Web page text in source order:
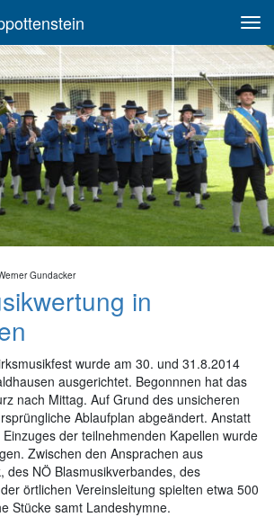
Gundacker
in
wurde am 30. und 31.8.2014
ausgerichtet. Begonnnen hat das
nach Mittag. Auf Grund des unsicheren
Ablaufplan abgeändert. Anstatt
der teilnehmenden Kapellen wurde
Zwischen den Ansprachen aus
des NÖ Blasmusikverbandes, des
örtlichen Vereinsleitung spielten etwa 500
Stücke samt Landeshymne.